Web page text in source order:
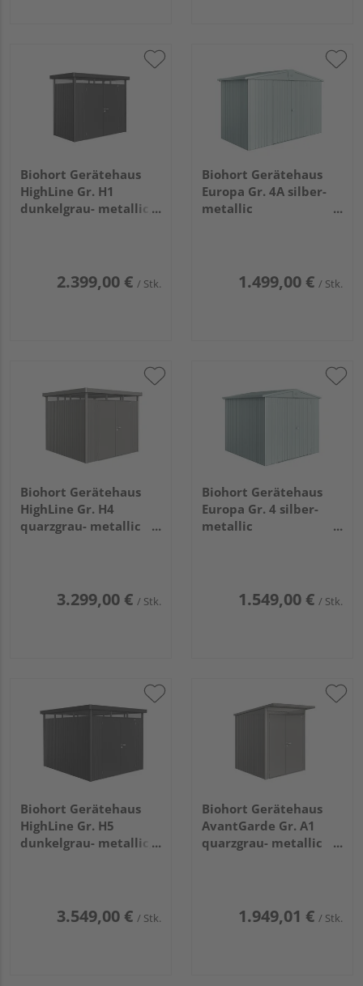
Biohort Gerätehaus
HighLine Gr. H1
dunkelgrau- metallic,
2.399,00 € / Stk.
Biohort Gerätehaus
Europa Gr. 4A silber-
metallic
1.499,00 € / Stk.
Biohort Gerätehaus
HighLine Gr. H4
quarzgrau- metallic
3.299,00 € / Stk.
Biohort Gerätehaus
Europa Gr. 4 silber-
metallic
1.549,00 € / Stk.
Biohort Gerätehaus
HighLine Gr. H5
dunkelgrau- metallic,
3.549,00 € / Stk.
Biohort Gerätehaus
AvantGarde Gr. A1
quarzgrau- metallic
1.949,01 € / Stk.